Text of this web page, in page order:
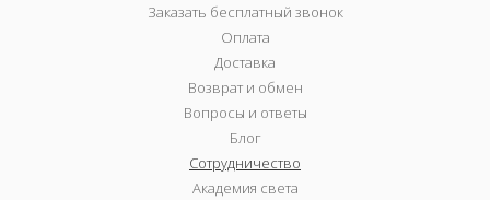
Заказать бесплатный звонок
Оплата
Доставка
Возврат и обмен
Вопросы и ответы
Блог
Сотрудничество
Академия света